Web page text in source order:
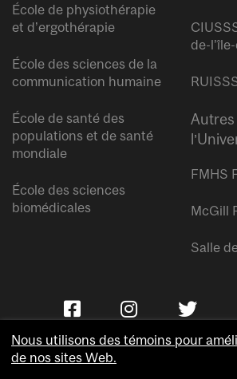
École de physiothérapie
et d’ergothérapie
École des sciences de la
communication humaine
École de santé des
populations et de santé
mondiale
École des sciences
biomédicales
de-
FMHS
McGill
Salle
Nous utilisons des témoins pour
de nos sites Web.